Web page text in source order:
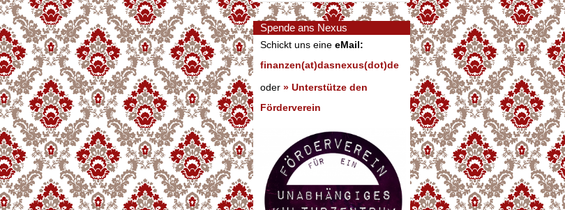
Spende ans Nexus
Schickt uns eine eMail:
finanzen(at)dasnexus(dot)de
oder » Unterstütze den
Förderverein